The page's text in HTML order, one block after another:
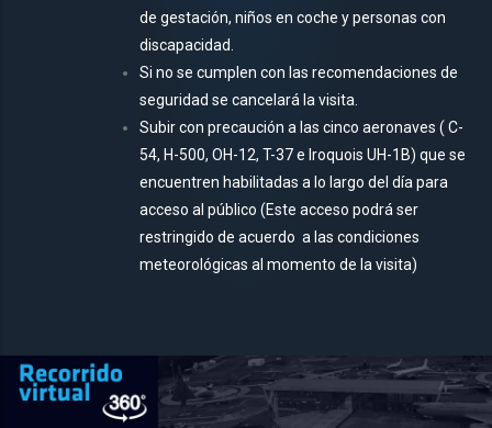
de gestación, niños en coche y personas con
discapacidad.
Si no se cumplen con las recomendaciones de
seguridad se cancelará la visita.
Subir con precaución a las cinco aeronaves ( C-
54, H-500, OH-12, T-37 e Iroquois UH-1B) que se
encuentren habilitadas a lo largo del día para
acceso al público (Este acceso podrá ser
restringido de acuerdo a las condiciones
meteorológicas al momento de la visita)